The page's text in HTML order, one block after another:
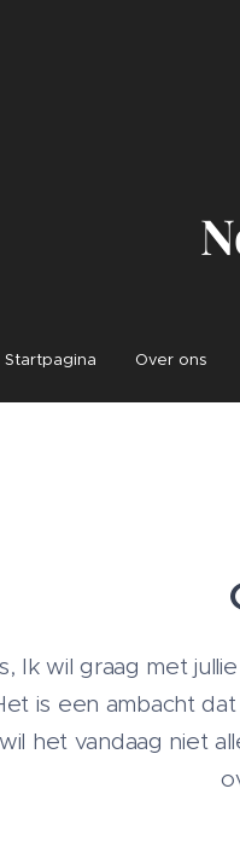
Startpagina Over ons
Ik wil graag met
is een ambacht
wil het vandaag niet